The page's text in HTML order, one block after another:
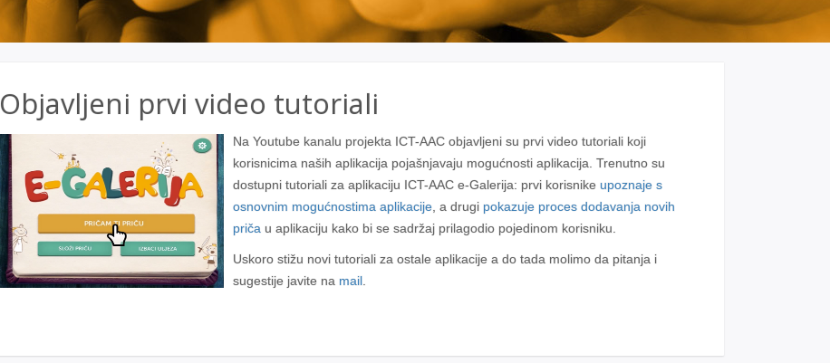
Objavljeni prvi video tutoriali
Na Youtube kanalu projekta ICT-AAC objavljeni su prvi video tutoriali koji
korisnicima naših aplikacija pojašnjavaju mogućnosti aplikacija. Trenutno su
dostupni tutoriali za aplikaciju ICT-AAC e-Galerija: prvi korisnike upoznaje s
osnovnim mogućnostima aplikacije , a drugi pokazuje proces dodavanja novih
priča u aplikaciju kako bi se sadržaj prilagodio pojedinom korisniku.
Uskoro stižu novi tutoriali za ostale aplikacije a do tada molimo da pitanja i
sugestije javite na mail